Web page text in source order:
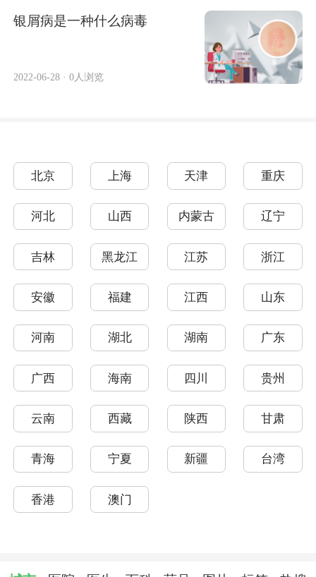
银屑病是一种什么病毒
2022-06-28 · 0人浏览
北京 上海 天津 重庆
河北 山西 内蒙古 辽宁
吉林 黑龙江 江苏 浙江
安徽 福建 江西 山东
河南 湖北 湖南 广东
广西 海南 四川 贵州
云南 西藏 陕西 甘肃
青海 宁夏 新疆 台湾
香港 澳门